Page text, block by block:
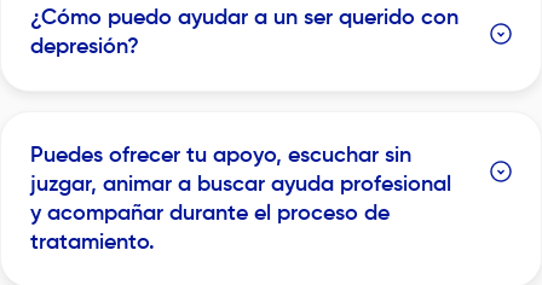
¿Cómo puedo ayudar a un ser querido con
depresión?
Puedes ofrecer tu apoyo, escuchar sin
juzgar, animar a buscar ayuda profesional
y acompañar durante el proceso de
tratamiento.